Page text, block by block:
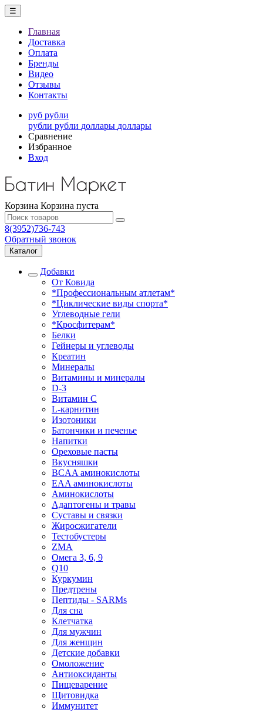
☰
Главная
Доставка
Оплата
Бренды
Видео
Отзывы
Контакты
руб рубли
рубли рубли доллары доллары
Сравнение
Избранное
Вход
Корзина Корзина пуста
8(3952)736-743
Обратный звонок
Каталог
Добавки
От Ковида
*Профессиональным атлетам*
*Циклические виды спорта*
Углеводные гели
*Кросфитерам*
Белки
Гейнеры и углеводы
Креатин
Минералы
Витамины и минералы
D-3
Витамин С
L-карнитин
Изотоники
Батончики и печенье
Напитки
Ореховые пасты
Вкусняшки
BCAA аминокислоты
EAA аминокислоты
Аминокислоты
Адаптогены и травы
Суставы и связки
Жиросжигатели
Тестобустеры
ZMA
Омега 3, 6, 9
Q10
Куркумин
Предтрены
Пептиды - SARMs
Для сна
Клетчатка
Для мужчин
Для женщин
Детские добавки
Омоложение
Антиоксиданты
Пищеварение
Щитовидка
Иммунитет